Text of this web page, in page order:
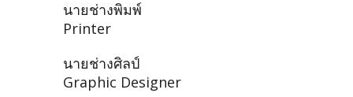
นายช่างพิมพ์
Printer
นายช่างศิลป์
Graphic Designer